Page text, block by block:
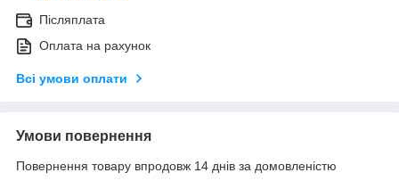
Післяплата
Оплата на рахунок
Всі умови оплати
Умови повернення
Повернення товару впродовж 14 днів за домовленістю